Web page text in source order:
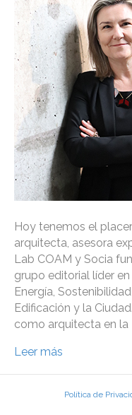
Hoy tenemos el
arquitecta, asesora
Lab COAM y Socia
grupo editorial líder
Energía,
Edificación y la
como arquitecta en la
Leer más
Política de